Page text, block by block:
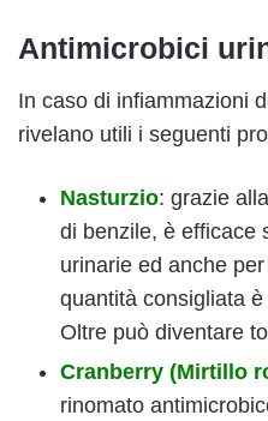
Antimicrobici
In caso di infiammazioni
rivelano utili i seguenti
Nasturzio: grazie
di benzile, è efficace
urinarie ed anche
quantità consigliata
Oltre può diventare
Cranberry (Mirtillo
rinomato